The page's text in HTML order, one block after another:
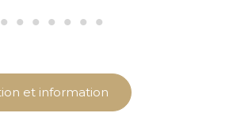
et information